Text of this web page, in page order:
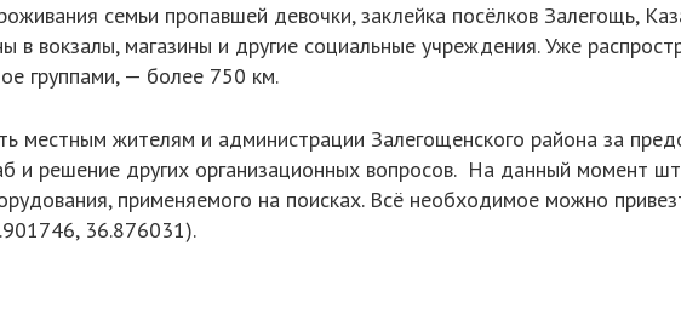
семьи пропавшей девочки, заклейка посёлков Залегощь,
в вокзалы, магазины и другие социальные учреждения. Уже
группами, — более 750 км.
местным жителям и администрации Залегощенского района за
и решение других организационных вопросов. На данный момент
применяемого на поисках. Всё необходимое можно
36.876031).